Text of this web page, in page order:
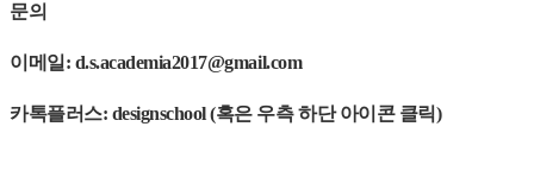
문의
이메일: d.s.academia2017@gmail.com
카톡플러스: designschool (혹은 우측 하단 아이콘 클릭)